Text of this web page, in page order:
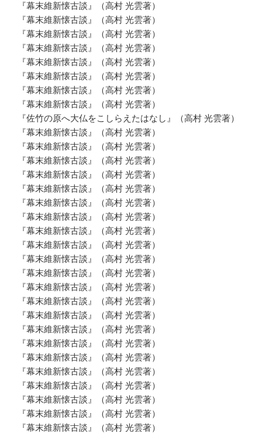
『幕末維新懐古談』（高村 光雲著）
『幕末維新懐古談』（高村 光雲著）
『幕末維新懐古談』（高村 光雲著）
『幕末維新懐古談』（高村 光雲著）
『幕末維新懐古談』（高村 光雲著）
『幕末維新懐古談』（高村 光雲著）
『幕末維新懐古談』（高村 光雲著）
『幕末維新懐古談』（高村 光雲著）
『佐竹の原へ大仏をこしらえたはなし』（高村 光雲著）
『幕末維新懐古談』（高村 光雲著）
『幕末維新懐古談』（高村 光雲著）
『幕末維新懐古談』（高村 光雲著）
『幕末維新懐古談』（高村 光雲著）
『幕末維新懐古談』（高村 光雲著）
『幕末維新懐古談』（高村 光雲著）
『幕末維新懐古談』（高村 光雲著）
『幕末維新懐古談』（高村 光雲著）
『幕末維新懐古談』（高村 光雲著）
『幕末維新懐古談』（高村 光雲著）
『幕末維新懐古談』（高村 光雲著）
『幕末維新懐古談』（高村 光雲著）
『幕末維新懐古談』（高村 光雲著）
『幕末維新懐古談』（高村 光雲著）
『幕末維新懐古談』（高村 光雲著）
『幕末維新懐古談』（高村 光雲著）
『幕末維新懐古談』（高村 光雲著）
『幕末維新懐古談』（高村 光雲著）
『幕末維新懐古談』（高村 光雲著）
『幕末維新懐古談』（高村 光雲著）
『幕末維新懐古談』（高村 光雲著）
『幕末維新懐古談』（高村 光雲著）